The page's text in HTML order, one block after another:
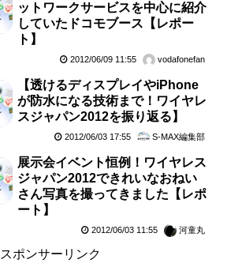
ットワークサービスを中心に紹介
していたドコモブース【レポー
ト】
2012/06/09 11:55 vodafonefan
【透けるディスプレイやiPhone
が防水になる技術まで！ワイヤレ
スジャパン2012を振り返る】
2012/06/03 17:55 S-MAX編集部
展示会イベント恒例！ワイヤレス
ジャパン2012できれいなおねい
さん写真を撮ってきました【レポ
ート】
2012/06/03 11:55 河童丸
スポンサーリンク